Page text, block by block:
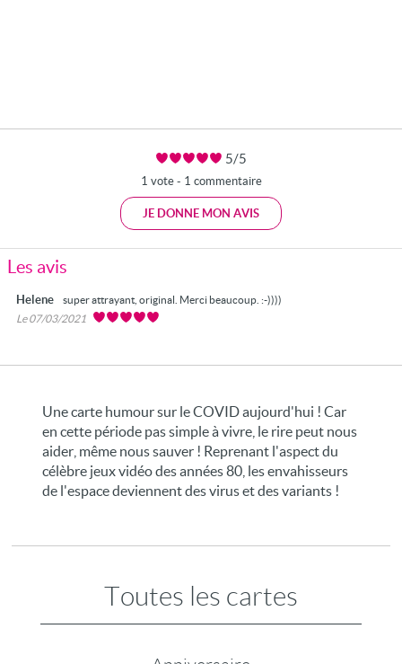
5/5
1 vote - 1 commentaire
JE DONNE MON AVIS
Les avis
Helene
super attrayant, original. Merci beaucoup. :-))))
Le 07/03/2021
Une carte humour sur le COVID aujourd'hui ! Car
en cette période pas simple à vivre, le rire peut nous
aider, même nous sauver ! Reprenant l'aspect du
célèbre jeux vidéo des années 80, les envahisseurs
de l'espace deviennent des virus et des variants !
Toutes les cartes